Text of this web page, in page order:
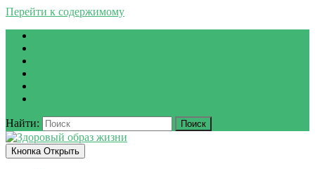
Перейти к содержимому
Найти:
Кнопка Открыть